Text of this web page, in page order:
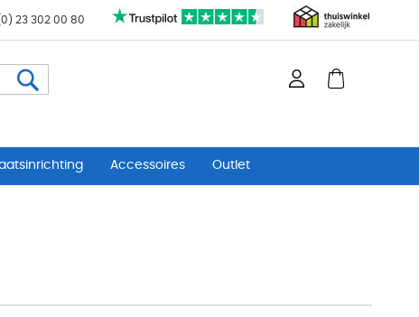
23 302 00 80
Accessoires Outlet